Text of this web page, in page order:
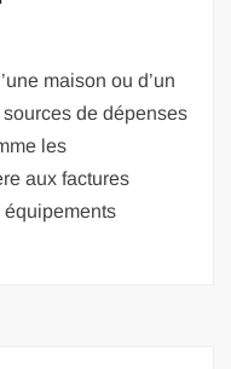
maison ou d’un
de dépenses
les
aux factures
équipements